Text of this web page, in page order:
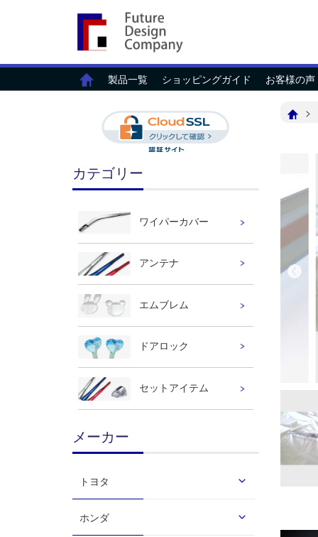
製品一覧 ショッピングガイド お客様の声
カテゴリー
ワイパーカバー
アンテナ
エムブレム
ドアロック
セットアイテム
メーカー
トヨタ
ホンダ